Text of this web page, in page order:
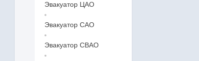
Эвакуатор ЦАО
Эвакуатор САО
Эвакуатор СВАО